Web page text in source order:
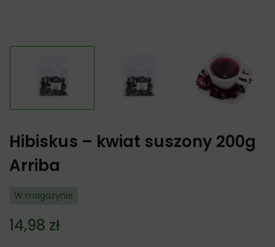
Hibiskus – kwiat suszony 200g
Arriba
W magazynie
14,98 zł